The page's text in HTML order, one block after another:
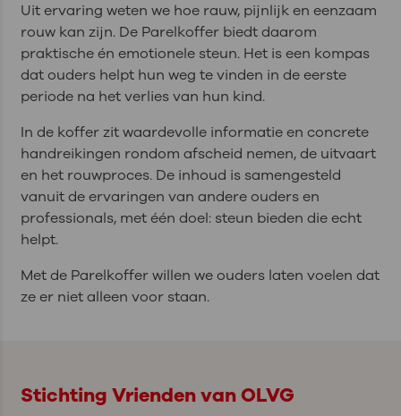
Uit ervaring weten we hoe rauw, pijnlijk en eenzaam
rouw kan zijn. De Parelkoffer biedt daarom
praktische én emotionele steun. Het is een kompas
dat ouders helpt hun weg te vinden in de eerste
periode na het verlies van hun kind.
In de koffer zit waardevolle informatie en concrete
handreikingen rondom afscheid nemen, de uitvaart
en het rouwproces. De inhoud is samengesteld
vanuit de ervaringen van andere ouders en
professionals, met één doel: steun bieden die echt
helpt.
Met de Parelkoffer willen we ouders laten voelen dat
ze er niet alleen voor staan.
Stichting Vrienden van OLVG